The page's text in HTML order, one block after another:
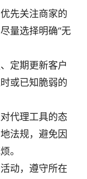
先关注商家的
量选择明确“无
定期更新客户
或已知脆弱的
代理工具的态
法规，避免因
。
动，遵守所在